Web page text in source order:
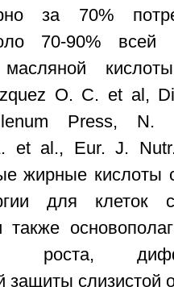
за 70%
70-90% всей
кислоты
O. C. et al,
Press, N.
et al., Eur. J.
жирные кислоты
для клеток
также
роста,
защиты слизистой